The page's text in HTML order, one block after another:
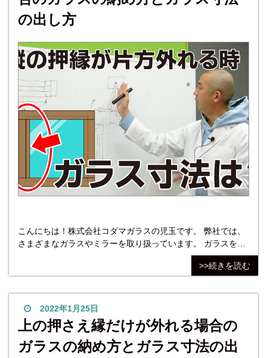
の出し方
こんにちは！株式会社コダマガラスの児玉です。 弊社では、
さまざまなガラスやミラーを取り扱っています。 ガラスを四
方枠にはめ込み、押さえ縁で固定する方法はさまざまです。
また、押さえ縁が外れる場所によってガラスの納め方と寸法
け外れる場合」のガラスの納め方と、ガラス寸法の計算方法
について解説します。 枠にガラスを納める場合の参考にして
いた
>>続きを読む
2022年1月25日
上の押さえ縁だけが外れる場合の
ガラスの納め方とガラス寸法の出